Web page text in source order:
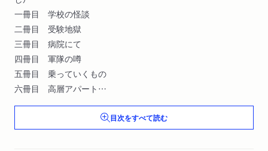
一冊目 学校の怪談
二冊目 受験地獄
三冊目 病院にて
四冊目 軍隊の噂
五冊目 乗っていくもの
六冊目 高層アパート
七冊目 人形たち
八冊目 あの世からの使者
九冊目 死んだはずの人なのに
目次をすべて読む